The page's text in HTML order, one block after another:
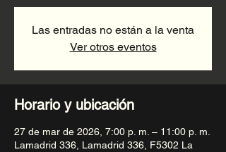
Las entradas no están a la venta
Ver otros eventos
Horario y ubicación
27 de mar de 2026, 7:00 p. m. – 11:00 p. m.
Lamadrid 336, Lamadrid 336, F5302 La